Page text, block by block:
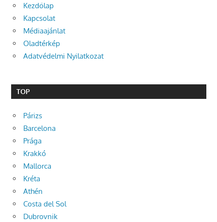
Kezdőlap
Kapcsolat
Médiaajánlat
Oladtérkép
Adatvédelmi Nyilatkozat
TOP
Párizs
Barcelona
Prága
Krakkó
Mallorca
Kréta
Athén
Costa del Sol
Dubrovnik